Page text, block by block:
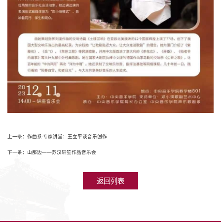
上一条：作曲系·专家讲堂：王立平谈音乐创作
下一条：山那边——苏汉轩笙作品音乐会
返回列表